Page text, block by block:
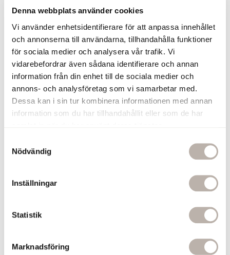
Denna webbplats använder cookies
Vi använder enhetsidentifierare för att anpassa innehållet
och annonserna till användarna, tillhandahålla funktioner
för sociala medier och analysera vår trafik. Vi
vidarebefordrar även sådana identifierare och annan
information från din enhet till de sociala medier och
annons- och analysföretag som vi samarbetar med.
Dessa kan i sin tur kombinera informationen med annan
information som du har tillhandahållit eller som de har
Nödvändig
Inställningar
Statistik
Marknadsföring
Lägg i varukorgen
Du har sett 5 av 5 produkter
Kommod 60 cm Kommod 80 cm
Kommod 100 cm – generös
förvaring och exklusiv känsla.
förvaring och en rymligare badrumsmöbel utan att behöva gå upp